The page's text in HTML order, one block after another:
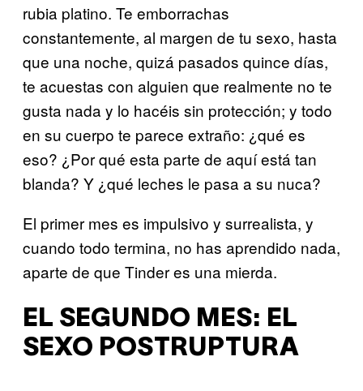
rubia platino. Te emborrachas
constantemente, al margen de tu sexo, hasta
que una noche, quizá pasados quince días,
te acuestas con alguien que realmente no te
gusta nada y lo hacéis sin protección; y todo
en su cuerpo te parece extraño: ¿qué es
eso? ¿Por qué esta parte de aquí está tan
blanda? Y ¿qué leches le pasa a su nuca?
El primer mes es impulsivo y surrealista, y
cuando todo termina, no has aprendido nada,
aparte de que Tinder es una mierda.
EL SEGUNDO MES: EL
SEXO POSTRUPTURA